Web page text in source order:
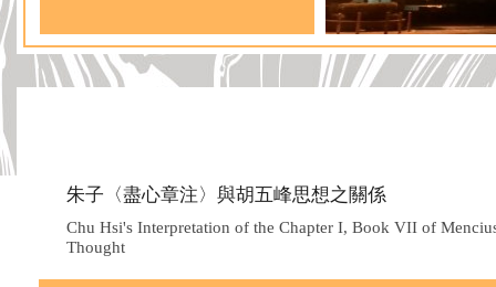
朱子〈盡心章注〉與胡五峰思想之關係
Chu Hsi's Interpretation of the Chapter I, Book VII of
Thought